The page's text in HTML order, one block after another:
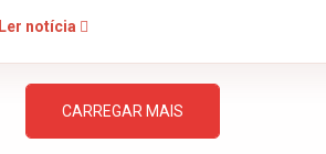
Ler notícia
CARREGAR MAIS